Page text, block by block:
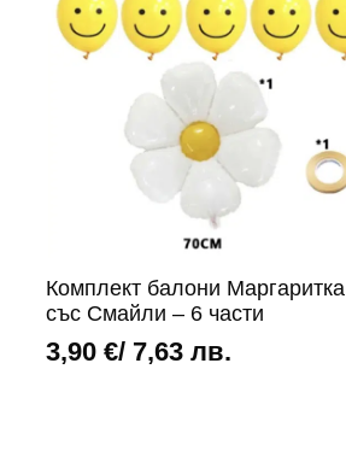
Комплект балони Маргаритка
със Смайли – 6 части
3,90 €/ 7,63 лв.